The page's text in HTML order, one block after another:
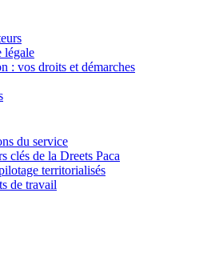
légale
: vos droits et démarches
du service
clés de la Dreets Paca
territorialisés
de travail